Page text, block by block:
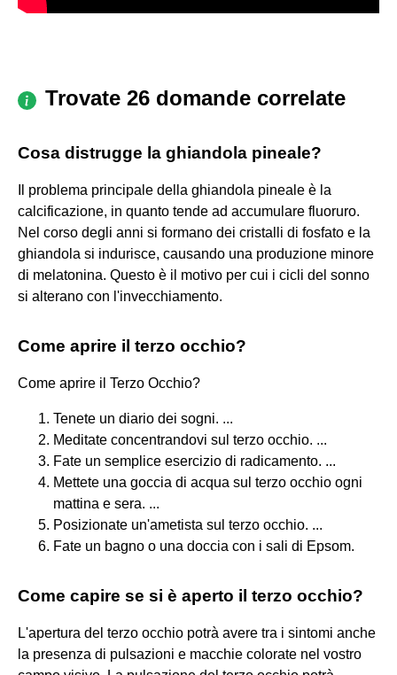
Trovate 26 domande correlate
Cosa distrugge la ghiandola pineale?
Il problema principale della ghiandola pineale è la
calcificazione, in quanto tende ad accumulare fluoruro.
Nel corso degli anni si formano dei cristalli di fosfato e la
ghiandola si indurisce, causando una produzione minore
di melatonina. Questo è il motivo per cui i cicli del sonno
si alterano con l'invecchiamento.
Come aprire il terzo occhio?
Come aprire il Terzo Occhio?
Tenete un diario dei sogni. ...
Meditate concentrandovi sul terzo occhio. ...
Fate un semplice esercizio di radicamento. ...
Mettete una goccia di acqua sul terzo occhio ogni
mattina e sera. ...
Posizionate un'ametista sul terzo occhio. ...
Fate un bagno o una doccia con i sali di Epsom.
Come capire se si è aperto il terzo occhio?
L'apertura del terzo occhio potrà avere tra i sintomi anche
la presenza di pulsazioni e macchie colorate nel vostro